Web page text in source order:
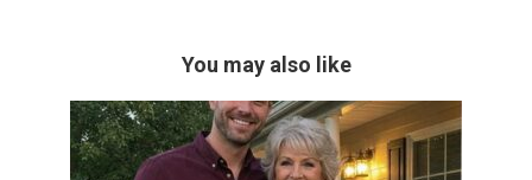
You may also like